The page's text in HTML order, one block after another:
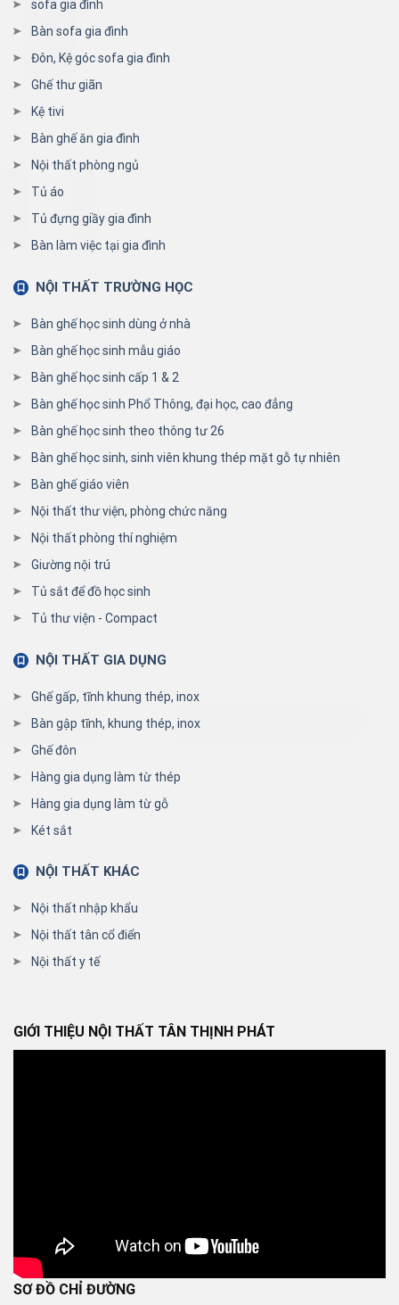
sofa gia đình
Bàn sofa gia đình
Đôn, Kệ góc sofa gia đình
Ghế thư giãn
Kệ tivi
Bàn ghế ăn gia đình
Nội thất phòng ngủ
Tủ áo
Tủ đựng giầy gia đình
Bàn làm việc tại gia đình
NỘI THẤT TRƯỜNG HỌC
Bàn ghế học sinh dùng ở nhà
Bàn ghế học sinh mẫu giáo
Bàn ghế học sinh cấp 1 & 2
Bàn ghế học sinh Phổ Thông, đại học, cao đẳng
Bàn ghế học sinh theo thông tư 26
Bàn ghế học sinh, sinh viên khung thép mặt gỗ tự nhiên
Bàn ghế giáo viên
Nội thất thư viện, phòng chức năng
Nội thất phòng thí nghiệm
Giường nội trú
Tủ sắt để đồ học sinh
Tủ thư viện - Compact
NỘI THẤT GIA DỤNG
Ghế gấp, tĩnh khung thép, inox
Bàn gập tĩnh, khung thép, inox
Ghế đôn
Hàng gia dụng làm từ thép
Hàng gia dụng làm từ gỗ
Két sắt
NỘI THẤT KHÁC
Nội thất nhập khẩu
Nội thất tân cổ điển
Nội thất y tế
GIỚI THIỆU NỘI THẤT TÂN THỊNH PHÁT
SƠ ĐỒ CHỈ ĐƯỜNG